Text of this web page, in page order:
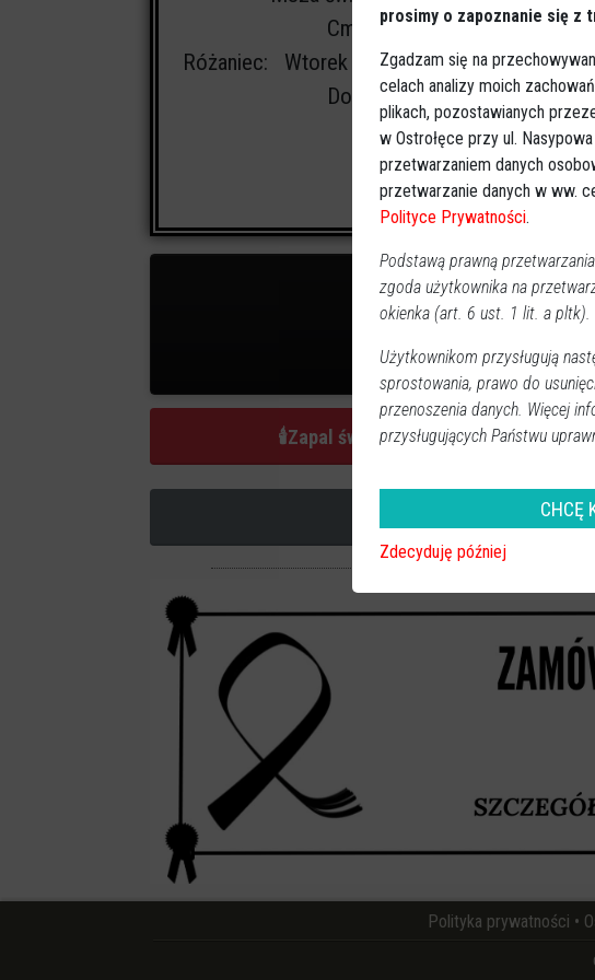
Cmentarz:parafialny w
Różaniec: Wtorek (2.01.24) o godz. 17.00,
Domu Pogrzebowego ul.
1zapalonych
🕯Zapal świeczkę
wróć
Polityka prywatności •
prosimy o zapoznanie się z
Zgadzam się na
celach analizy moich
plikach, pozostawianych
w Ostrołęce przy ul.
przetwarzaniem danych
przetwarzanie danych w ww.
Polityce Prywatności.
Podstawą prawną
zgoda użytkownika na
okienka (art. 6 ust. 1 lit. a pltk).
Użytkownikom przysługują
sprostowania, prawo do
przenoszenia danych. Więcej
przysługujących Państwu
CHCĘ
Zdecyduję później